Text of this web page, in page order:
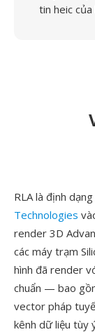
tin heic
RLA là định
Technologies
render 3D
các máy trạm
hình đã render
chuẩn — bao
vector pháp
kênh dữ liệu tùy